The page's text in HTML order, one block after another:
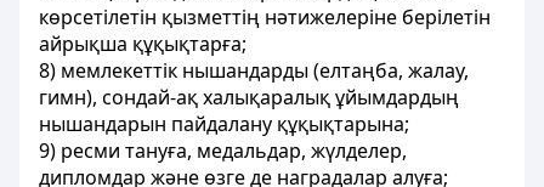
көрсетiлетiн қызметтiң нәтижелерiне берiлетiн
айрықша құқықтарға;
8) мемлекеттік нышандарды (елтаңба, жалау,
гимн), сондай-ақ халықаралық ұйымдардың
нышандарын пайдалану құқықтарына;
9) ресми тануға, медальдар, жүлделер,
дипломдар және өзге де наградалар алуға;